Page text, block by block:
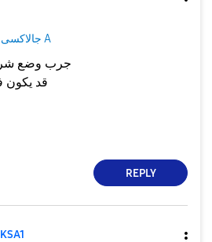
جالاكسى A
جرب وضع
قد يكون
REPLY